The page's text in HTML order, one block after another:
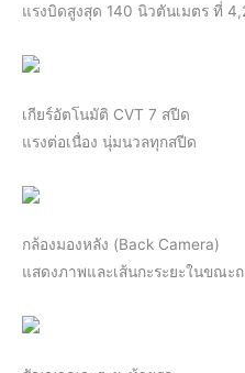
แรงบิดสูงสุด 140 นิวตันเมตร ที่
เกียร์อัตโนมัติ CVT 7 สปีด
แรงต่อเนื่อง นุ่มนวลทุกสปีด
กล้องมองหลัง (Back Camera)
แสดงภาพและเส้นกะระยะในขณะ